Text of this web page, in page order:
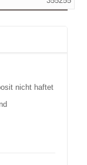
nicht haftet